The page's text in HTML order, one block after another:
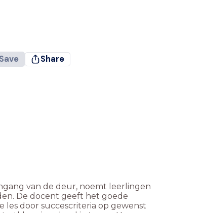
Save Share
van de deur, noemt leerlingen
De docent geeft het goede
door succescriteria op gewenst